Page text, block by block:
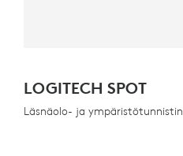
LOGITECH SPOT
Läsnäolo- ja ympäristötunnistin